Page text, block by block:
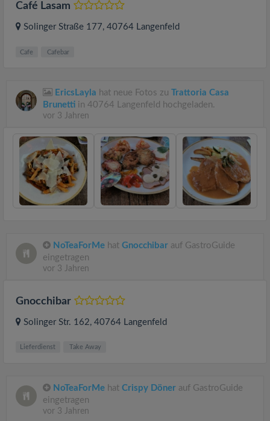
Café Lasam
Solinger Straße 177, 40764 Langenfeld
Cafe Cafebar
EricsLayla hat neue Fotos zu Trattoria Casa
Brunetti in 40764 Langenfeld hochgeladen.
vor 3 Jahren
NoTeaForMe hat Gnocchibar auf GastroGuide
eingetragen
vor 3 Jahren
Gnocchibar
Solinger Str. 162, 40764 Langenfeld
Lieferdienst Take Away
NoTeaForMe hat Crispy Döner auf GastroGuide
eingetragen
vor 3 Jahren